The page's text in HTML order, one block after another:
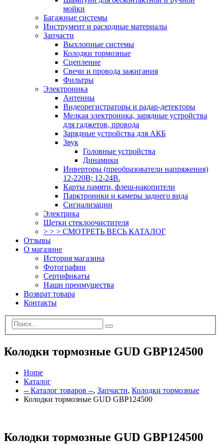
мойки
Багажные системы
Инструмент и расходные материалы
Запчасти
Выхлопные системы
Колодки тормозные
Сцепление
Свечи и провода зажигания
Фильтры
Электроника
Антенны
Видеорегистраторы и радар-детекторы
Мелкая электроника, зарядные устройства
для гаджетов, провода
Зарядные устройства для АКБ
Звук
Головные устройства
Динамики
Инверторы (преобразователи напряжения)
12-220В; 12-24В.
Карты памяти, флеш-накопители
Парктроники и камеры заднего вида
Сигнализации
Электрика
Щетки стеклоочистителя
> > > СМОТРЕТЬ ВЕСЬ КАТАЛОГ
Отзывы
О магазине
История магазина
Фотографии
Сертификаты
Наши преимущества
Возврат товара
Контакты
Колодки тормозные GUD GBP124500
Home
Каталог
-- Каталог товаров --, Запчасти, Колодки тормозные
Колодки тормозные GUD GBP124500
Колодки тормозные GUD GBP124500